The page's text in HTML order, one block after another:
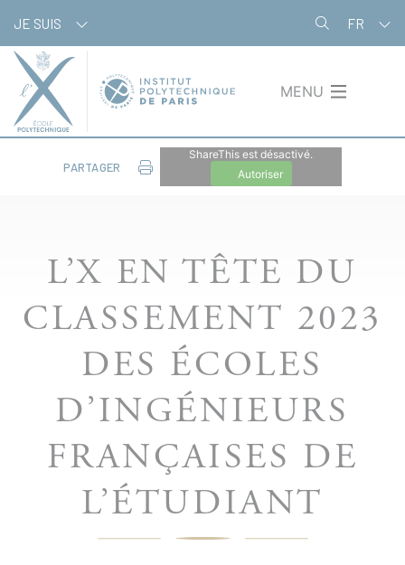
au
contenu
principal
JE SUIS FR
MENU
PARTAGER
ShareThis est désactivé.
Autoriser
L’X EN TÊTE DU
CLASSEMENT 2023
DES ÉCOLES
D’INGÉNIEURS
FRANÇAISES DE
L’ÉTUDIANT